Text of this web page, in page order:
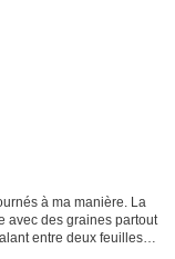
à ma manière. La
avec des graines partout
entre deux feuilles